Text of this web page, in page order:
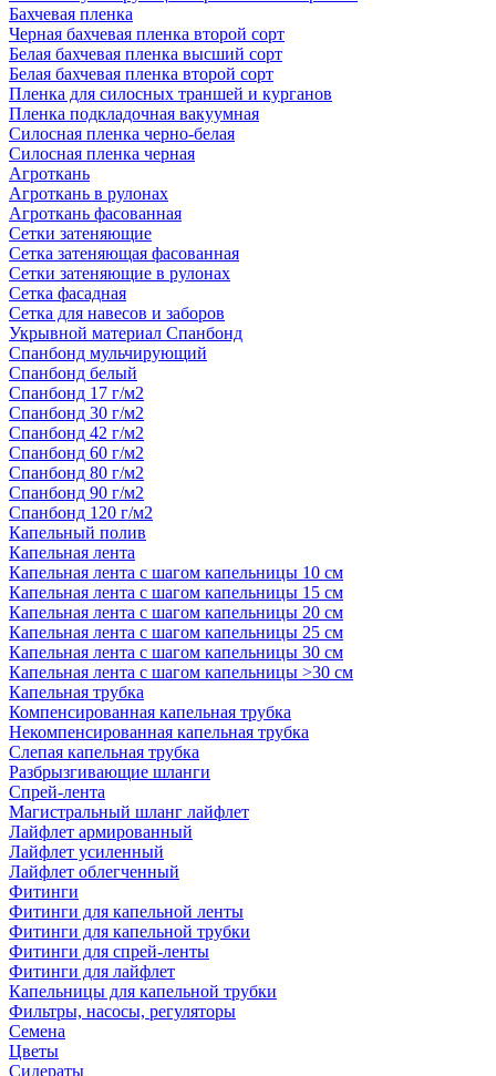
Бахчевая пленка
Черная бахчевая пленка второй сорт
Белая бахчевая пленка высший сорт
Белая бахчевая пленка второй сорт
Пленка для силосных траншей и курганов
Пленка подкладочная вакуумная
Силосная пленка черно-белая
Силосная пленка черная
Агроткань
Агроткань в рулонах
Агроткань фасованная
Сетки затеняющие
Сетка затеняющая фасованная
Сетки затеняющие в рулонах
Сетка фасадная
Сетка для навесов и заборов
Укрывной материал Спанбонд
Спанбонд мульчирующий
Спанбонд белый
Спанбонд 17 г/м2
Спанбонд 30 г/м2
Спанбонд 42 г/м2
Спанбонд 60 г/м2
Спанбонд 80 г/м2
Спанбонд 90 г/м2
Спанбонд 120 г/м2
Капельный полив
Капельная лента
Капельная лента с шагом капельницы 10 см
Капельная лента с шагом капельницы 15 см
Капельная лента с шагом капельницы 20 см
Капельная лента с шагом капельницы 25 см
Капельная лента с шагом капельницы 30 см
Капельная лента с шагом капельницы >30 см
Капельная трубка
Компенсированная капельная трубка
Некомпенсированная капельная трубка
Слепая капельная трубка
Разбрызгивающие шланги
Спрей-лента
Магистральный шланг лайфлет
Лайфлет армированный
Лайфлет усиленный
Лайфлет облегченный
Фитинги
Фитинги для капельной ленты
Фитинги для капельной трубки
Фитинги для спрей-ленты
Фитинги для лайфлет
Капельницы для капельной трубки
Фильтры, насосы, регуляторы
Семена
Цветы
Сидераты